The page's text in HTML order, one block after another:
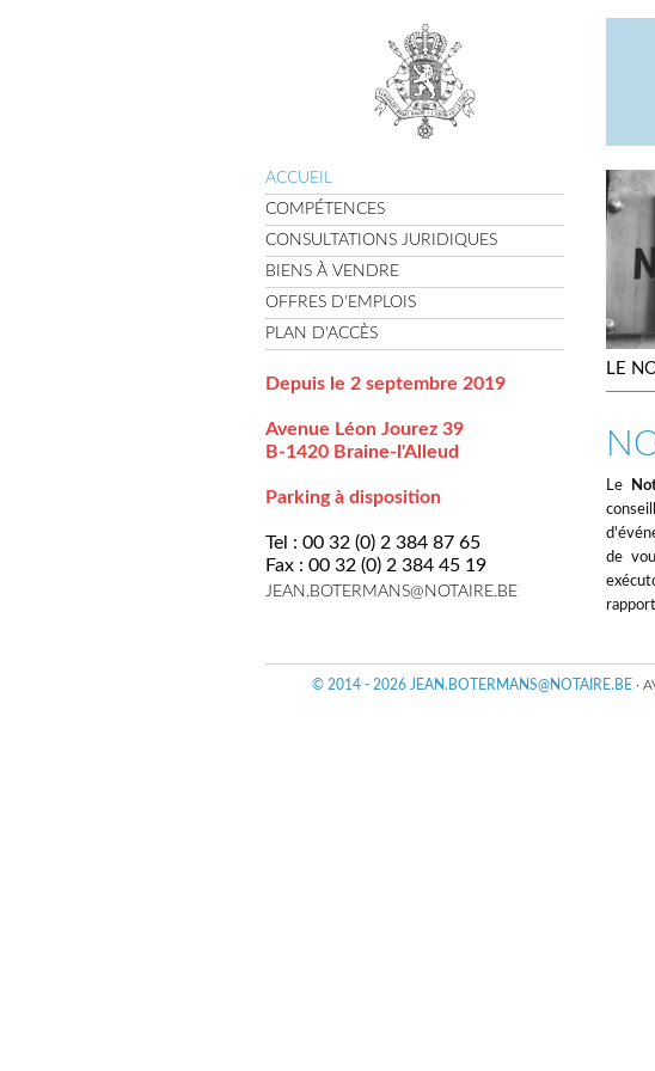
ACCUEIL
COMPÉTENCES
CONSULTATIONS JURIDIQUES
BIENS À VENDRE
OFFRES D'EMPLOIS
PLAN D'ACCÈS
Depuis le 2 septembre 2019
Avenue Léon Jourez 39
B-1420 Braine-l'Alleud
Parking à disposition
Tel : 00 32 (0) 2 384 87 65
Fax : 00 32 (0) 2 384 45 19
JEAN.BOTERMANS@NOTAIRE.BE
LE
Le
de
© 2014 - 2026 JEAN.BOTERMANS@NOTAIRE.BE ·